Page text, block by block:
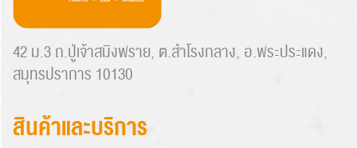
42 ม.3 ถ.ปู่เจ้าสมิงพราย, ต.สำโรงกลาง, อ.พระประแดง,
สมุทรปราการ 10130
สินค้าและบริการ